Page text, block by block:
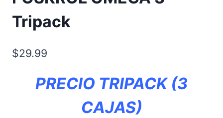
Tripack
$29.99
PRECIO TRIPACK (3
CAJAS)